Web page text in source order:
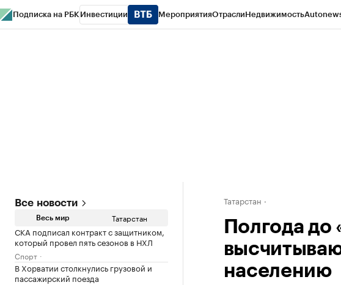
Подписка на РБК Инвестиции МероприятияОтраслиНедвижимость
Все новости
Весь мир Татарстан
СКА подписал контракт с защитником,
который провел пять сезонов в НХЛ
Спорт
В Хорватии столкнулись грузовой и
пассажирский поезда
Татарстан
Полгода до
населению